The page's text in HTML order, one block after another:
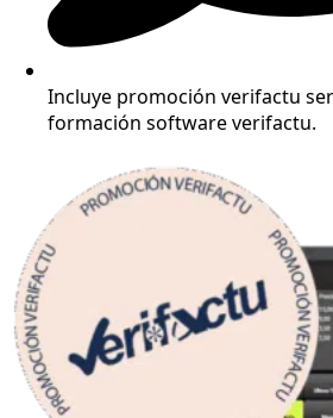
Incluye promoción verifactu
formación software verifactu.